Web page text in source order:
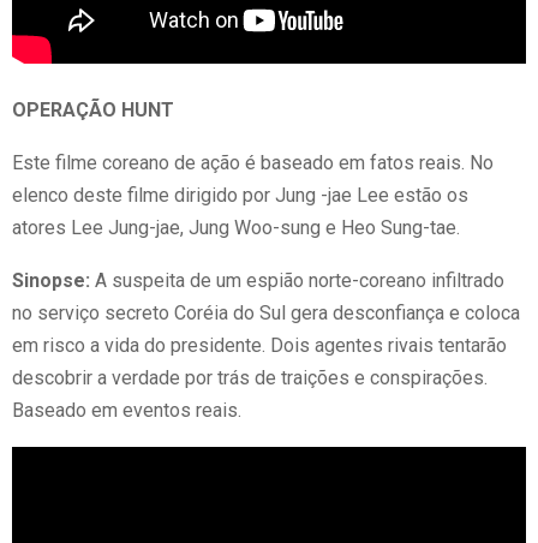
OPERAÇÃO HUNT
Este filme coreano de ação é baseado em fatos reais. No
elenco deste filme dirigido por Jung -jae Lee estão os
atores Lee Jung-jae, Jung Woo-sung e Heo Sung-tae.
Sinopse: A suspeita de um espião norte-coreano infiltrado
no serviço secreto Coréia do Sul gera desconfiança e coloca
em risco a vida do presidente. Dois agentes rivais tentarão
descobrir a verdade por trás de traições e conspirações.
Baseado em eventos reais.